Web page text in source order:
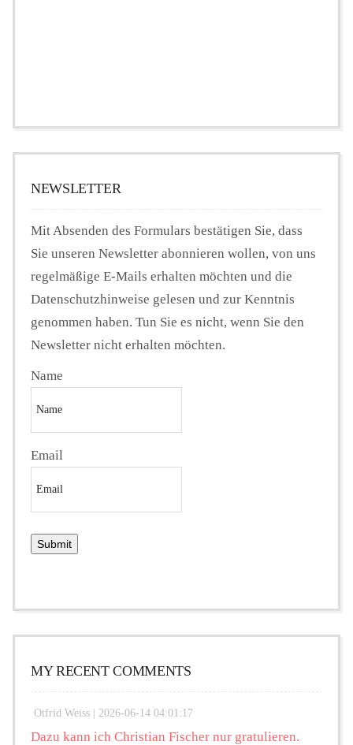
NEWSLETTER
Mit Absenden des Formulars bestätigen Sie, dass
Sie unseren Newsletter abonnieren wollen, von uns
regelmäßige E-Mails erhalten möchten und die
Datenschutzhinweise gelesen und zur Kenntnis
genommen haben. Tun Sie es nicht, wenn Sie den
Newsletter nicht erhalten möchten.
Name
Email
MY RECENT COMMENTS
Otfrid Weiss | 2026-06-14 04:01:17
Dazu kann ich Christian Fischer nur gratulieren.